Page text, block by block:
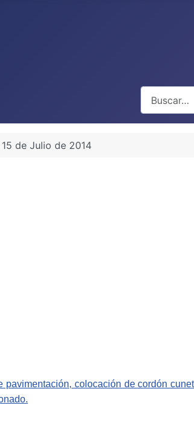
de Julio de 2014
colocación de cordón